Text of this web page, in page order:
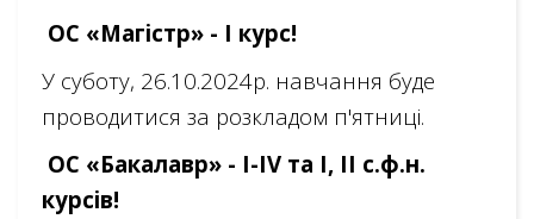
ОС «Магістр» - І курс!
У суботу, 26.10.2024р. навчання буде
проводитися за розкладом п'ятниці.
ОС «Бакалавр» - І-ІV та І, ІІ с.ф.н.
курсів!